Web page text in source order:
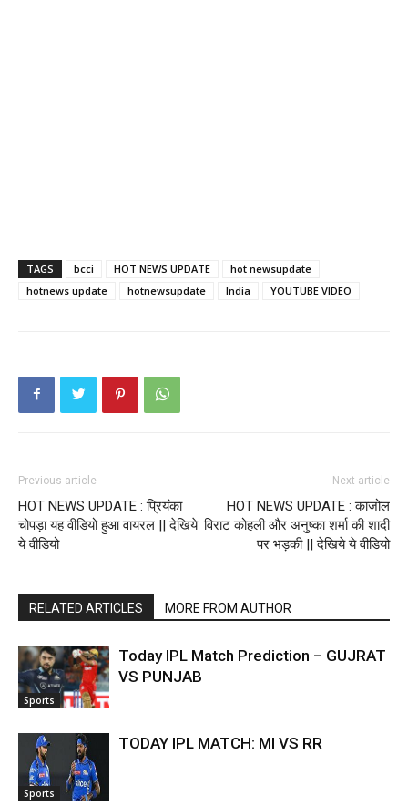
TAGS bcci HOT NEWS UPDATE
hot newsupdate
hotnews update
hotnewsupdate India YOUTUBE VIDEO
Previous article
HOT NEWS UPDATE : प्रियंका
चोपड़ा यह वीडियो हुआ वायरल || देखिये
ये वीडियो
Next article
HOT NEWS UPDATE : काजोल
विराट कोहली और अनुष्का शर्मा की शादी
पर भड़की || देखिये ये वीडियो
RELATED ARTICLES MORE FROM AUTHOR
Sports
Today IPL Match Prediction – GUJRAT
VS PUNJAB
Sports
TODAY IPL MATCH: MI VS RR